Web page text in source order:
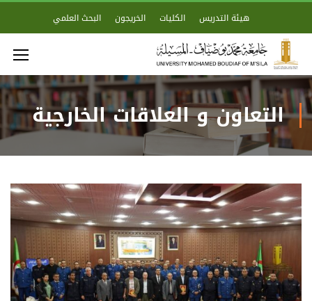
هيئة التدريس الكليات الخريجون البحث العلمي
التعاون و العلاقات الخارجية